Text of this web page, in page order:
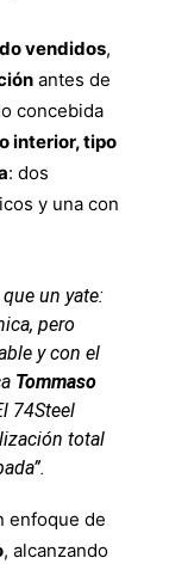
vendidos,
antes de
concebida
interior, tipo
: dos
y una con
un yate:
pero
y con el
Tommaso
74Steel
total
enfoque de
, alcanzando